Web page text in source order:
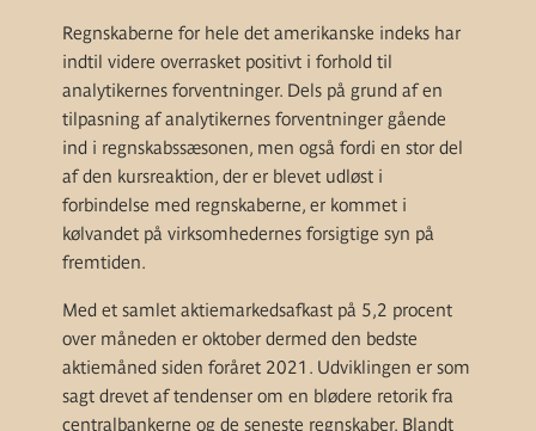
Regnskaberne for hele det amerikanske indeks har
indtil videre overrasket positivt i forhold til
analytikernes forventninger. Dels på grund af en
tilpasning af analytikernes forventninger gående
ind i regnskabssæsonen, men også fordi en stor del
af den kursreaktion, der er blevet udløst i
forbindelse med regnskaberne, er kommet i
kølvandet på virksomhedernes forsigtige syn på
fremtiden.
Med et samlet aktiemarkedsafkast på 5,2 procent
over måneden er oktober dermed den bedste
aktiemåned siden foråret 2021. Udviklingen er som
sagt drevet af tendenser om en blødere retorik fra
centralbankerne og de seneste regnskaber. Blandt